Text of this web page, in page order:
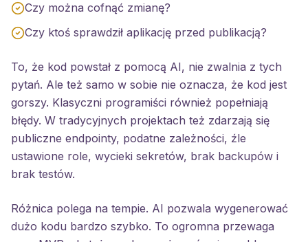
Czy można cofnąć zmianę?
Czy ktoś sprawdził aplikację przed publikacją?
To, że kod powstał z pomocą AI, nie zwalnia z tych
pytań. Ale też samo w sobie nie oznacza, że kod jest
gorszy. Klasyczni programiści również popełniają
błędy. W tradycyjnych projektach też zdarzają się
publiczne endpointy, podatne zależności, źle
ustawione role, wycieki sekretów, brak backupów i
brak testów.
Różnica polega na tempie. AI pozwala wygenerować
dużo kodu bardzo szybko. To ogromna przewaga